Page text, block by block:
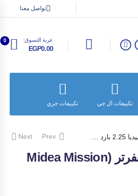
تواصل معنا
عربة التسوق:
EGP0.00
0
تكييفات ال جي تكييفات جري
Next
تكييف ميديا 2.25 بارد ساخن ميشن انفرتر (Midea Mission